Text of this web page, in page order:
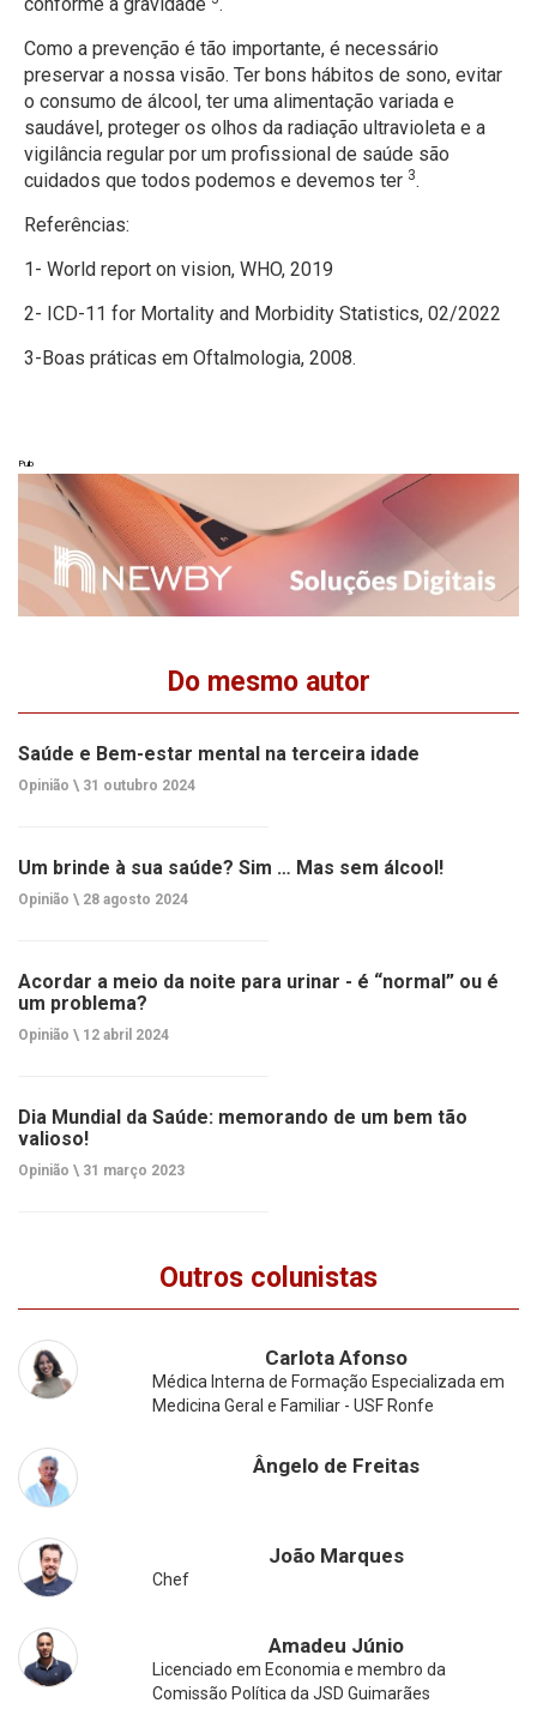
Como a prevenção é tão importante, é necessário
preservar a nossa visão. Ter bons hábitos de sono, evitar
o consumo de álcool, ter uma alimentação variada e
saudável, proteger os olhos da radiação ultravioleta e a
vigilância regular por um profissional de saúde são
cuidados que todos podemos e devemos ter 3.
Referências:
1- World report on vision, WHO, 2019
2- ICD-11 for Mortality and Morbidity Statistics, 02/2022
3-Boas práticas em Oftalmologia, 2008.
Pub
Do mesmo autor
Saúde e Bem-estar mental na terceira idade
Opinião \ 31 outubro 2024
Um brinde à sua saúde? Sim … Mas sem álcool!
Opinião \ 28 agosto 2024
Acordar a meio da noite para urinar - é “normal” ou é
um problema?
Opinião \ 12 abril 2024
Dia Mundial da Saúde: memorando de um bem tão
valioso!
Opinião \ 31 março 2023
Outros colunistas
Carlota Afonso
Médica Interna de Formação Especializada em
Medicina Geral e Familiar - USF Ronfe
Ângelo de Freitas
João Marques
Chef
Amadeu Júnio
Licenciado em Economia e membro da
Comissão Política da JSD Guimarães